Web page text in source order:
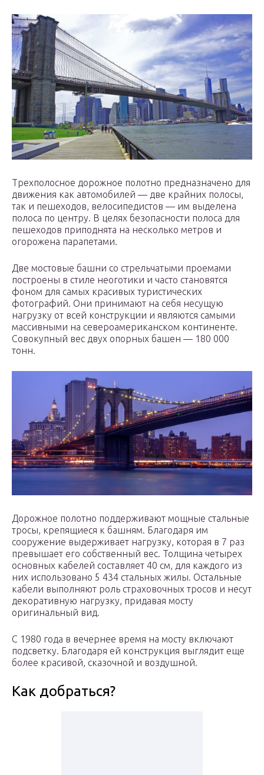
Трехполосное дорожное полотно предназначено для
движения как автомобилей — две крайних полосы,
так и пешеходов, велосипедистов — им выделена
полоса по центру. В целях безопасности полоса для
пешеходов приподнята на несколько метров и
огорожена парапетами.
Две мостовые башни со стрельчатыми проемами
построены в стиле неоготики и часто становятся
фоном для самых красивых туристических
фотографий. Они принимают на себя несущую
нагрузку от всей конструкции и являются самыми
массивными на североамериканском континенте.
Совокупный вес двух опорных башен — 180 000
тонн.
Дорожное полотно поддерживают мощные стальные
тросы, крепящиеся к башням. Благодаря им
сооружение выдерживает нагрузку, которая в 7 раз
превышает его собственный вес. Толщина четырех
основных кабелей составляет 40 см, для каждого из
них использовано 5 434 стальных жилы. Остальные
кабели выполняют роль страховочных тросов и несут
декоративную нагрузку, придавая мосту
оригинальный вид.
С 1980 года в вечернее время на мосту включают
подсветку. Благодаря ей конструкция выглядит еще
более красивой, сказочной и воздушной.
Как добраться?